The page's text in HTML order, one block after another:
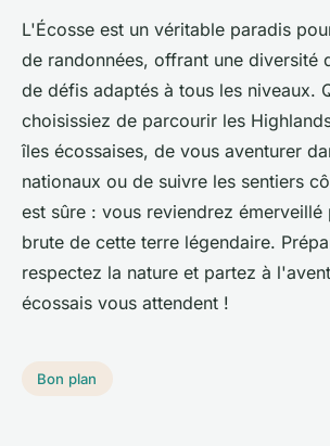
L'Écosse est un véritable paradis
de randonnées, offrant une diversité
de défis adaptés à tous les niveaux.
choisissiez de parcourir les
îles écossaises, de vous aventurer
nationaux ou de suivre les sentiers
est sûre : vous reviendrez émerveillé
brute de cette terre légendaire.
respectez la nature et partez à
écossais vous attendent !
Bon plan